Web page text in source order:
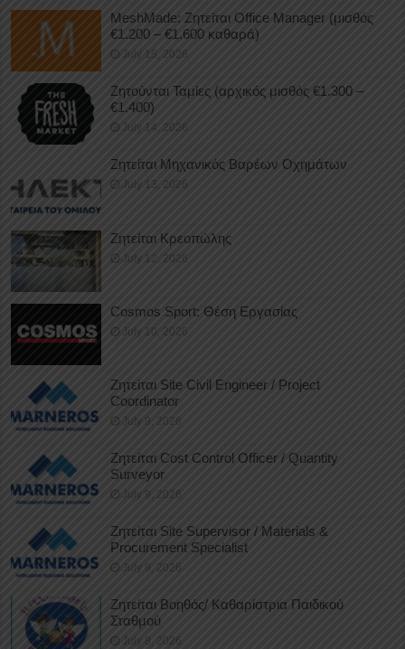
MeshMade: Ζητείται Office Manager (μισθός
€1.200 – €1.600 καθαρά)
July 15, 2026
Ζητούνται Ταμίες (αρχικός μισθός €1.300 –
€1.400)
July 14, 2026
Ζητείται Μηχανικός Βαρέων Οχημάτων
July 13, 2026
Ζητείται Κρεοπώλης
July 12, 2026
Cosmos Sport: Θέση Εργασίας
July 10, 2026
Ζητείται Site Civil Engineer / Project
Coordinator
July 9, 2026
Ζητείται Cost Control Officer / Quantity
Surveyor
July 9, 2026
Ζητείται Site Supervisor / Materials &
Procurement Specialist
July 9, 2026
Ζητείται Βοηθός/ Καθαρίστρια Παιδικού
Σταθμού
July 8, 2026